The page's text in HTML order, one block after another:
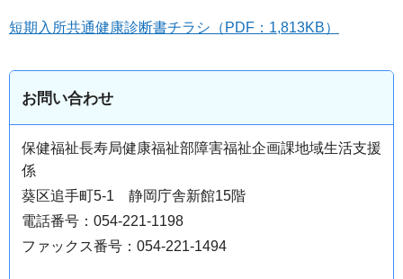
短期入所共通健康診断書チラシ（PDF：1,813KB）
お問い合わせ
保健福祉長寿局健康福祉部障害福祉企画課地域生活支援
係
葵区追手町5-1 静岡庁舎新館15階
電話番号：054-221-1198
ファックス番号：054-221-1494